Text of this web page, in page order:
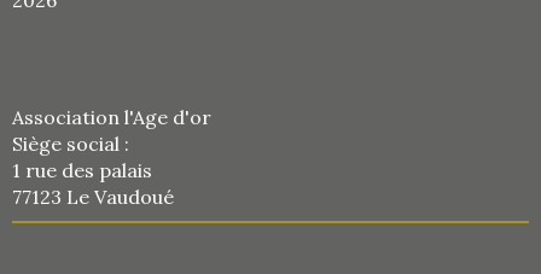
Association l'Age d'or
Siège social :
1 rue des palais
77123 Le Vaudoué